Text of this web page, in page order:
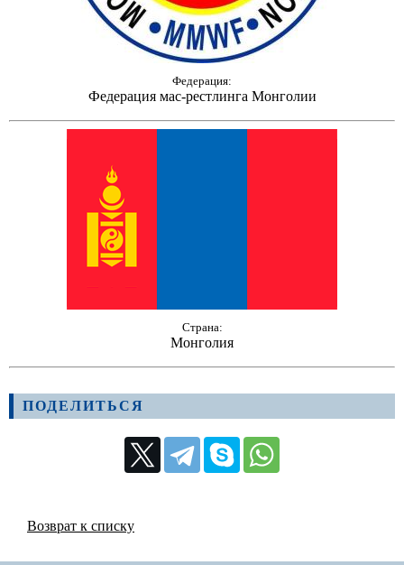
Федерация:
Федерация мас-рестлинга Монголии
Страна:
Монголия
ПОДЕЛИТЬСЯ
Возврат к списку